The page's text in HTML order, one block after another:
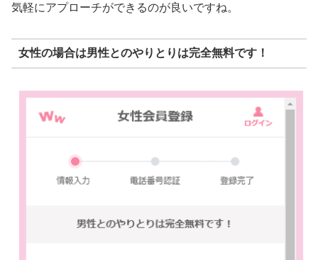
気軽にアプローチができるのが良いですね。
女性の場合は男性とのやりとりは完全無料です！